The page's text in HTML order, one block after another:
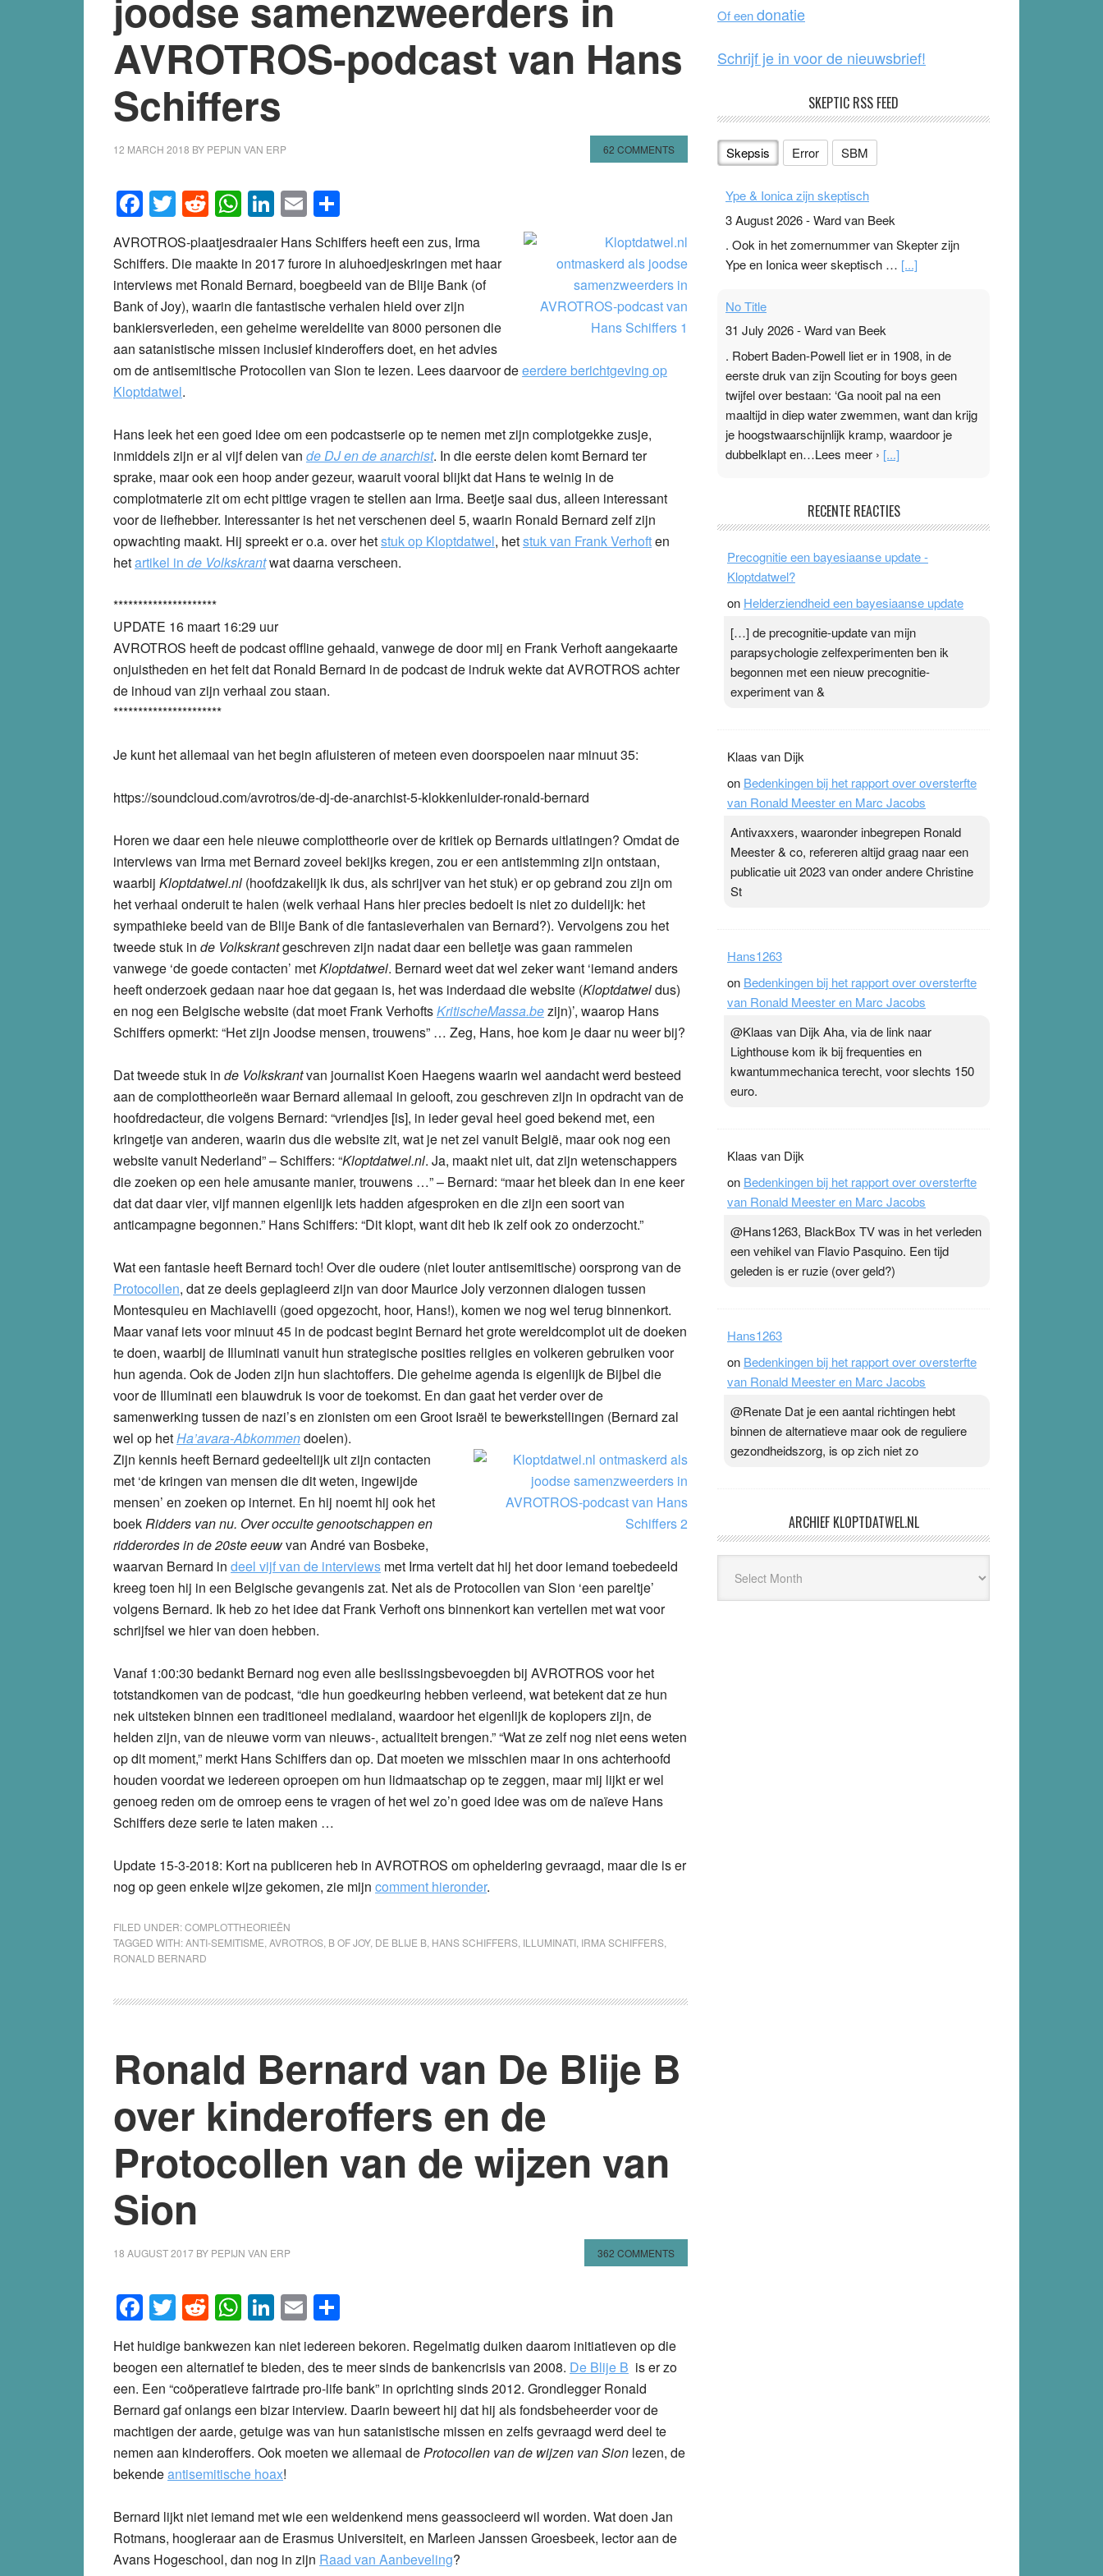
AVROTROS-podcast van Hans
Schiffers
12 MARCH 2018 BY PEPIJN VAN ERP 62 COMMENTS
Facebook
Twitter
Reddit
WhatsApp
LinkedIn
Email
AVROTROS-plaatjesdraaier Hans Schiffers heeft een zus, Irma
Schiffers. Die maakte in 2017 furore in aluhoedjeskringen met haar
interviews met Ronald Bernard, boegbeeld van de Blije Bank (of
Bank of Joy), waarin die fantastische verhalen hield over zijn
bankiersverleden, een geheime wereldelite van 8000 personen die
aan satanistische missen inclusief kinderoffers doet, en het advies
om de antisemitische Protocollen van Sion te lezen. Lees daarvoor deeerdere berichtgeving op
Kloptdatwel.
Hans leek het een goed idee om een podcastserie op te nemen met zijn complotgekke zusje,
inmiddels zijn er al vijf delen van de DJ en de anarchist. In die eerste delen komt Bernard ter
sprake, maar ook een hoop ander gezeur, waaruit vooral blijkt dat Hans te weinig in de
complotmaterie zit om echt pittige vragen te stellen aan Irma. Beetje saai dus, alleen interessant
voor de liefhebber. Interessanter is het net verschenen deel 5, waarin Ronald Bernard zelf zijn
opwachting maakt. Hij spreekt er o.a. over hetstuk op Kloptdatwel, hetstuk van Frank Verhoften
hetartikel in de Volkskrantwat daarna verscheen.
*********************
UPDATE 16 maart 16:29 uur
AVROTROS heeft de podcast offline gehaald, vanwege de door mij en Frank Verhoft aangekaarte
onjuistheden en het feit dat Ronald Bernard in de podcast de indruk wekte dat AVROTROS achter
de inhoud van zijn verhaal zou staan.
**********************
Je kunt het allemaal van het begin afluisteren of meteen even doorspoelen naar minuut 35:
https://soundcloud.com/avrotros/de-dj-de-anarchist-5-klokkenluider-ronald-bernard
Horen we daar een hele nieuwe complottheorie over de kritiek op Bernards uitlatingen? Omdat de
interviews van Irma met Bernard zoveel bekijks kregen, zou er een antistemming zijn ontstaan,
waarbij Kloptdatwel.nl (hoofdzakelijk ik dus, als schrijver van het stuk) er op gebrand zou zijn om
het verhaal onderuit te halen (welk verhaal Hans hier precies bedoelt is niet zo duidelijk: het
sympathieke beeld van de Blije Bank of die fantasieverhalen van Bernard?). Vervolgens zou het
tweede stuk in de Volkskrantgeschreven zijn nadat daar een belletje was gaan rammelen
vanwege ‘de goede contacten’ metKloptdatwel. Bernard weet dat wel zeker want ‘iemand anders
heeft onderzoek gedaan naar hoe dat gegaan is, het was inderdaad die website (Kloptdatweldus)
en nog een Belgische website (dat moet Frank VerhoftsKritischeMassa.bezijn)’, waarop Hans
Schiffers opmerkt: “Het zijn Joodse mensen, trouwens” … Zeg, Hans, hoe kom je daar nu weer bij?
Dat tweede stuk in de Volkskrantvan journalist Koen Haegens waarin wel aandacht werd besteed
aan de complottheorieën waar Bernard allemaal in gelooft, zou geschreven zijn in opdracht van de
hoofdredacteur, die volgens Bernard: “vriendjes [is], in ieder geval heel goed bekend met, een
kringetje van anderen, waarin dus die website zit, wat je net zei vanuit België, maar ook nog een
website vanuit Nederland” – Schiffers: “Kloptdatwel.nl. Ja, maakt niet uit, dat zijn wetenschappers
die zoeken op een hele amusante manier, trouwens …” – Bernard: “maar het bleek dan in ene keer
dat dat daar vier, vijf mannen eigenlijk iets hadden afgesproken en die zijn een soort van
anticampagne begonnen.” Hans Schiffers: “Dit klopt, want dit heb ik zelf ook zo onderzocht.”
Wat een fantasie heeft Bernard toch! Over die oudere (niet louter antisemitische) oorsprong van de
Protocollen, dat ze deels geplagieerd zijn van door Maurice Joly verzonnen dialogen tussen
Montesquieu en Machiavelli (goed opgezocht, hoor, Hans!), komen we nog wel terug binnenkort.
Maar vanaf iets voor minuut 45 in de podcast begint Bernard het grote wereldcomplot uit de doeken
te doen, waarbij de Illuminati vanuit hun strategische posities religies en volkeren gebruiken voor
hun agenda. Ook de Joden zijn hun slachtoffers. Die geheime agenda is eigenlijk de Bijbel die
voor de Illuminati een blauwdruk is voor de toekomst. En dan gaat het verder over de
samenwerking tussen de nazi’s en zionisten om een Groot Israël te bewerkstellingen (Bernard zal
wel op hetHa’avara-Abkommendoelen).
Zijn kennis heeft Bernard gedeeltelijk uit zijn contacten
met ‘de kringen van mensen die dit weten, ingewijde
mensen’ en zoeken op internet. En hij noemt hij ook het
boekRidders van nu. Over occulte genootschappen en
ridderordes in de 20ste eeuwvan André van Bosbeke,
waarvan Bernard in deel vijf van de interviews met Irma vertelt dat hij het door iemand toebedeeld
kreeg toen hij in een Belgische gevangenis zat. Net als de Protocollen van Sion ‘een pareltje’
volgens Bernard. Ik heb zo het idee dat Frank Verhoft ons binnenkort kan vertellen met wat voor
schrijfsel we hier van doen hebben.
Vanaf 1:00:30 bedankt Bernard nog even alle beslissingsbevoegden bij AVROTROS voor het
totstandkomen van de podcast, “die hun goedkeuring hebben verleend, wat betekent dat ze hun
nek uitsteken binnen een traditioneel medialand, waardoor het eigenlijk de koplopers zijn, de
helden zijn, van de nieuwe vorm van nieuws-, actualiteit brengen.” “Wat ze zelf nog niet eens weten
op dit moment,” merkt Hans Schiffers dan op. Dat moeten we misschien maar in ons achterhoofd
houden voordat we iedereen oproepen om hun lidmaatschap op te zeggen, maar mij lijkt er wel
genoeg reden om de omroep eens te vragen of het wel zo’n goed idee was om de naïeve Hans
Schiffers deze serie te laten maken …
Update 15-3-2018: Kort na publiceren heb in AVROTROS om opheldering gevraagd, maar die is er
nog op geen enkele wijze gekomen, zie mijn comment hieronder.
FILED UNDER:COMPLOTTHEORIEËN
TAGGED WITH:ANTI-SEMITISME AVROTROS B OF JOY, DE BLIJE B HANS SCHIFFERS ILLUMINATI IRMA SCHIFFERS
RONALD BERNARD
Ronald Bernard van De Blije B
over kinderoffers en de
Protocollen van de wijzen van
Sion
18 AUGUST 2017 BY PEPIJN VAN ERP 362 COMMENTS
Facebook
Twitter
Reddit
WhatsApp
LinkedIn
Email
Het huidige bankwezen kan niet iedereen bekoren. Regelmatig duiken daarom initiatieven op die
beogen een alternatief te bieden, des te meer sinds de bankencrisis van 2008. De Blije B is er zo
een. Een “coöperatieve fairtrade pro-life bank” in oprichting sinds 2012. Grondlegger Ronald
Bernard gaf onlangs een bizar interview. Daarin beweert hij dat hij als fondsbeheerder voor de
machtigen der aarde, getuige was van hun satanistische missen en zelfs gevraagd werd deel te
nemen aan kinderoffers. Ook moeten we allemaal deProtocollen van de wijzen van Sion lezen, de
bekendeantisemitische hoax!
Bernard lijkt niet iemand met wie een weldenkend mens geassocieerd wil worden. Wat doen Jan
Rotmans, hoogleraar aan de Erasmus Universiteit, en Marleen Janssen Groesbeek, lector aan de
Avans Hogeschool, dan nog in zijn Raad van Aanbeveling?
k
Of eendonatie
Schrijf je in voor de nieuwsbrief!
SKEPTIC RSS FEED
Skepsis Error SBM
Ype & Ionica zijn skeptisch
3 August 2026-Ward van Beek
. Ook in het zomernummer van Skepter zijn
Ype en Ionica weer skeptisch … [...]
No Title
31 July 2026-Ward van Beek
. Robert Baden-Powell liet er in 1908, in de
eerste druk van zijn Scouting for boys geen
twijfel over bestaan: ‘Ga nooit pal na een
maaltijd in diep water zwemmen, want dan krijg
je hoogstwaarschijnlijk kramp, waardoor je
dubbelklapt en…Lees meer › [...]
Ward van Beek
topsporters. Ze hopen ermee hun hartslag te
verlagen terwijl ze meer zuurstof opnemen.
Daarop heeft zo’n pleister geen effect. Maar het
zijn. Door…Lees meer Pleisterplakkers in de
topspsort ›[...]
RECENTE REACTIES
Precognitie een bayesiaanse update -
Kloptdatwel?
on Helderziendheid een bayesiaanse update
[…] de precognitie-update van mijn
parapsychologie zelfexperimenten ben ik
begonnen met een nieuw precognitie-
experiment van &
Klaas van Dijk
on Bedenkingen bij het rapport over oversterfte
van Ronald Meester en Marc Jacobs
Antivaxxers, waaronder inbegrepen Ronald
Meester & co, refereren altijd graag naar een
publicatie uit 2023 van onder andere Christine
St
Hans1263
on Bedenkingen bij het rapport over oversterfte
van Ronald Meester en Marc Jacobs
@Klaas van Dijk Aha, via de link naar
Lighthouse kom ik bij frequenties en
kwantummechanica terecht, voor slechts 150
euro.
Klaas van Dijk
on Bedenkingen bij het rapport over oversterfte
van Ronald Meester en Marc Jacobs
@Hans1263, BlackBox TV was in het verleden
een vehikel van Flavio Pasquino. Een tijd
geleden is er ruzie (over geld?)
Hans1263
on Bedenkingen bij het rapport over oversterfte
van Ronald Meester en Marc Jacobs
@Renate Dat je een aantal richtingen hebt
binnen de alternatieve maar ook de reguliere
gezondheidszorg, is op zich niet zo
ARCHIEF KLOPTDATWEL.NL
Kloptdatwel.nl